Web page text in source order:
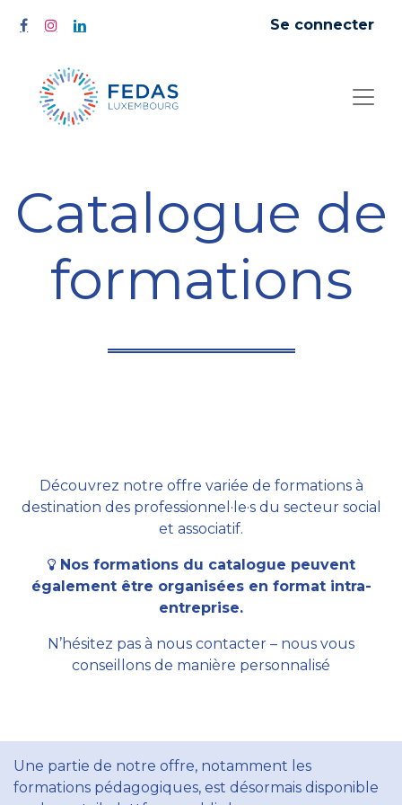
Se connecter
Catalogue de
formations
Découvrez notre offre variée de formations à
destination des professionnel·le·s du secteur social
et associatif.
Nos formations du catalogue peuvent
également être organisées en format intra-
entreprise.
N’hésitez pas à nous contacter – nous vous
conseillons de manière personnalisé
Une partie de notre offre, notamment les
formations pédagogiques, est désormais disponible